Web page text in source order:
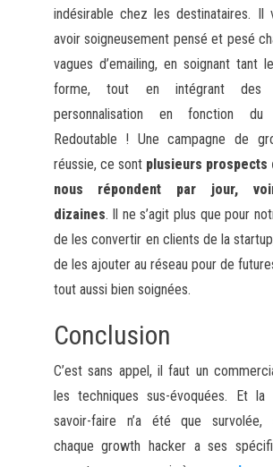
indésirable chez les destinataires. Il
avoir soigneusement pensé et pesé
vagues d’emailing, en soignant tant
forme, tout en intégrant des
personnalisation en fonction du
Redoutable ! Une campagne de
réussie, ce sont plusieurs
nous répondent par jour,
dizaines. Il ne s’agit plus que pour
de les convertir en clients de la
de les ajouter au réseau pour de
tout aussi bien soignées.
Conclusion
C’est sans appel, il faut un
les techniques sus-évoquées. Et
savoir-faire n’a été que survolée,
chaque growth hacker a ses